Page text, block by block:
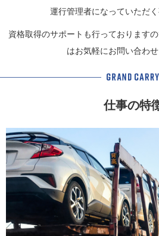
運行管理者になっていただく
資格取得のサポートも行っております
はお気軽にお問い合わせ
仕事の特